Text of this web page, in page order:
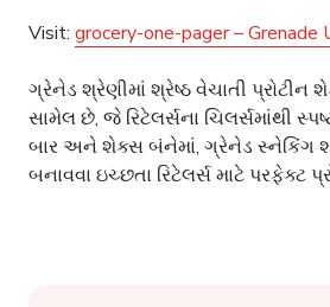
Visit: grocery-one-pager – Grenade
ગ્રેનેડ શ્રેણીમાં શ્રેષ્ઠ વેચાતી
સામેલ છે, જે રિટેલર્સના ચિલર્સમાંથી
બાર અને શેક્સ બંનેમાં, ગ્રેનેડ સ્નેકિંગ
બનાવવા ઇચ્છતા રિટેલર્સ માટે પરફેક્ટ